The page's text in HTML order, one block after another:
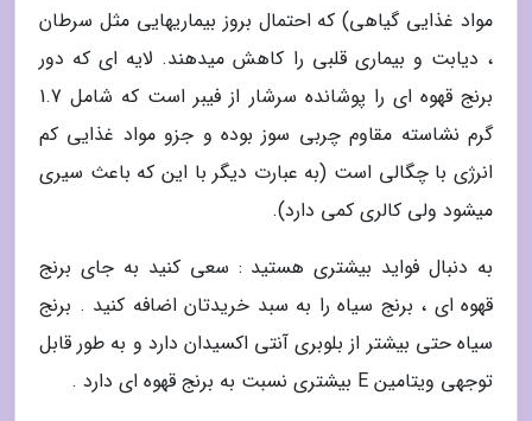
مواد غذایی گیاهی) که احتمال بروز بیماریهایی مثل سرطان
، دیابت و بیماری قلبی را کاهش میدهند. لایه ای که دور
برنج قهوه ای را پوشانده سرشار از فیبر است که شامل 1.7
گرم نشاسته مقاوم چربی سوز بوده و جزو مواد غذایی کم
انرژی با چگالی است (به عبارت دیگر با این که باعث سیری
میشود ولی کالری کمی دارد).
به دنبال فواید بیشتری هستید : سعی کنید به جای برنج
قهوه ای ، برنج سیاه را به سبد خریدتان اضافه کنید . برنج
سیاه حتی بیشتر از بلوبری آنتی اکسیدان دارد و به طور قابل
توجهی ویتامین E بیشتری نسبت به برنج قهوه ای دارد .